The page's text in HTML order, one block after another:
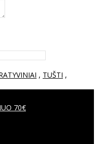
, TUŠTI ,
70€